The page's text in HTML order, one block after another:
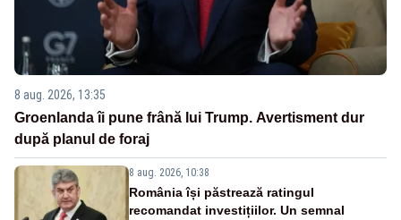
8 aug. 2026, 13:35
Groenlanda îi pune frână lui Trump. Avertisment dur
după planul de foraj
8 aug. 2026, 10:38
România își păstrează ratingul
recomandat investițiilor. Un semnal